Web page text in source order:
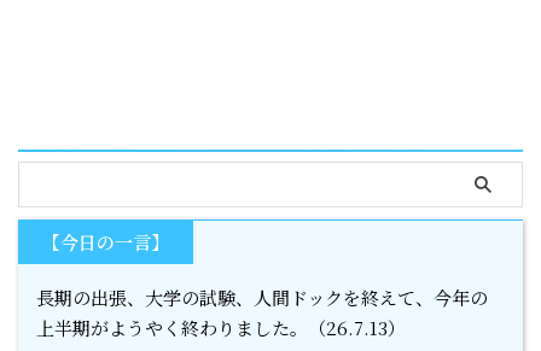
【今日の一言】
長期の出張、大学の試験、人間ドックを終えて、今年の
上半期がようやく終わりました。（26.7.13）